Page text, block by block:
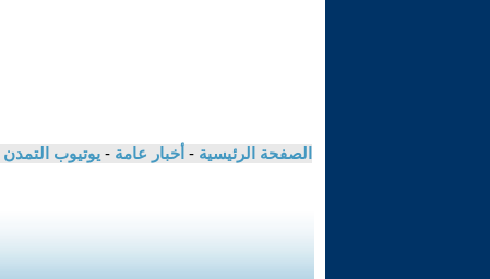
الصفحة الرئيسية - أخبار عامة - يوتيوب التمدن